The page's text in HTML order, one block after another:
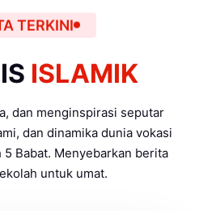
TERKINI
ISLAMIK
dan menginspirasi seputar
dan dinamika dunia vokasi
Babat. Menyebarkan berita
untuk umat.